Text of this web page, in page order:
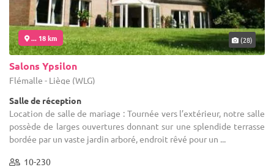
... 18 km (28)
Salons Ypsilon
Flémalle - Liège (WLG)
Salle de réception
Location de salle de mariage : Tournée vers l’extérieur, notre salle
possède de larges ouvertures donnant sur une splendide terrasse
bordée par un vaste jardin arboré, endroit rêvé pour un ...
10-230